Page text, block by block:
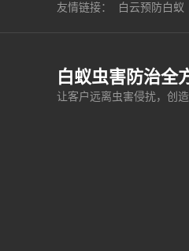
友情链接： 白云预防白蚁
白蚁虫害防治全
让客户远离虫害侵扰，创